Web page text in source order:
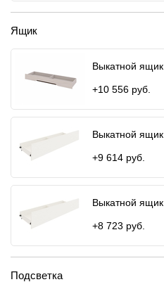
Ящик
Выкатной
+10 556 руб.
Выкатной
+9 614 руб.
Выкатной
+8 723 руб.
Подсветка